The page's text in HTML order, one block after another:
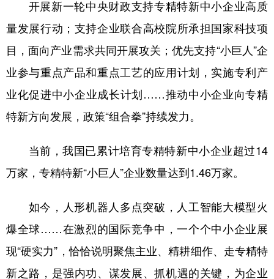
开展新一轮中央财政支持专精特新中小企业高质
量发展行动；支持企业联合高校院所承担国家科技项
目，面向产业需求共同开展攻关；优先支持“小巨人”企
业参与重点产品和重点工艺的应用计划，实施专利产
业化促进中小企业成长计划……推动中小企业向专精
特新方向发展，政策“组合拳”持续发力。
当前，我国已累计培育专精特新中小企业超过14
万家，专精特新“小巨人”企业数量达到1.46万家。
如今，人形机器人多点突破，人工智能大模型火
爆全球……在激烈的国际竞争中，一个个中小企业展
现“硬实力”，恰恰说明聚焦主业、精耕细作、走专精特
新之路，是强内功、谋发展、抓机遇的关键，为企业